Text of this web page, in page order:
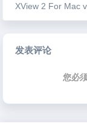
XView 2 For Mac v2.0.1 视频播放和图
发表评论
您必